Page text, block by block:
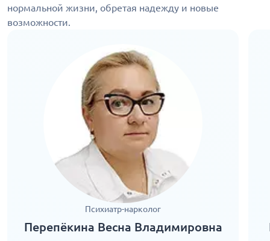
нормальной жизни, обретая надежду и новые
возможности.
Психиатр-нарколог
Перепёкина Весна Владимировна